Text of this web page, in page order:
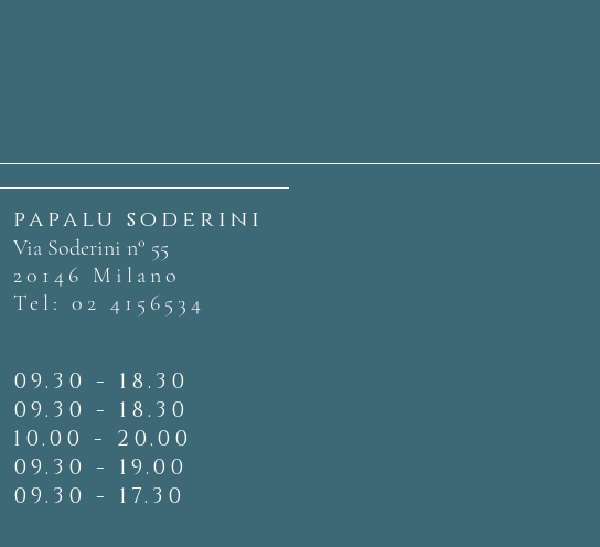
papalu soderini
Via Soderini n° 55
20146 Milano
Tel: 02 4156534
09.30 - 18.30
09.30 - 18.30
10.00 - 20.00
09.30 - 19.00
09.30 - 17.30